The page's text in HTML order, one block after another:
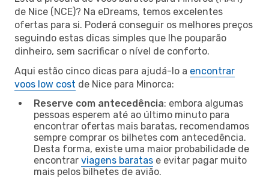
de Nice (NCE)? Na eDreams, temos excelentes
ofertas para si. Poderá conseguir os melhores preços
seguindo estas dicas simples que lhe pouparão
dinheiro, sem sacrificar o nível de conforto.
Aqui estão cinco dicas para ajudá-lo a encontrar
voos low cost de Nice para Minorca:
Reserve com antecedência: embora algumas
pessoas esperem até ao último minuto para
encontrar ofertas mais baratas, recomendamos
sempre comprar os bilhetes com antecedência.
Desta forma, existe uma maior probabilidade de
encontrar viagens baratas e evitar pagar muito
mais pelos bilhetes de avião.